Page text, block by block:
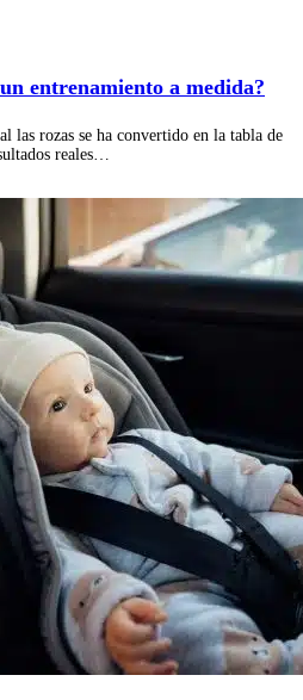
entrenamiento a medida?
las rozas se ha convertido en la tabla de
reales…